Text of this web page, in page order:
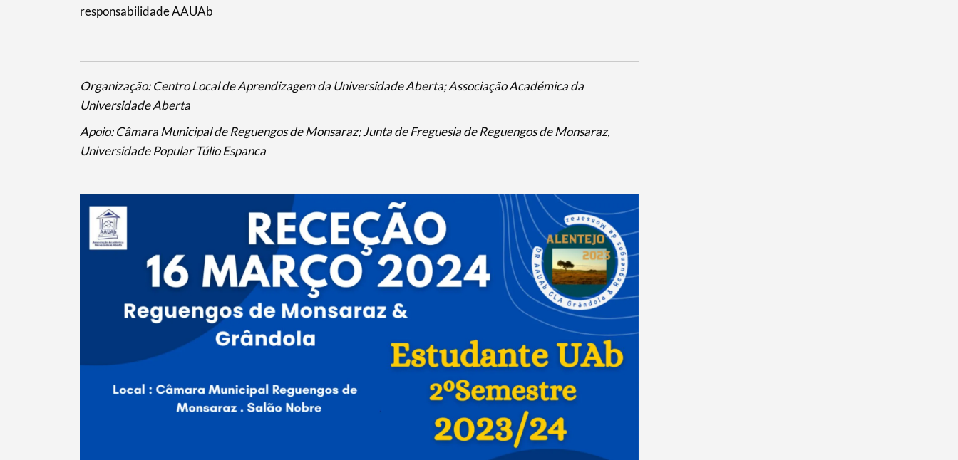
Filtros
responsabilidade AAUAb
Organização: Centro Local de Aprendizagem da Universidade Aberta; Associação Académica da
Universidade Aberta
Apoio: Câmara Municipal de Reguengos de Monsaraz; Junta de Freguesia de Reguengos de Monsaraz,
Universidade Popular Túlio Espanca